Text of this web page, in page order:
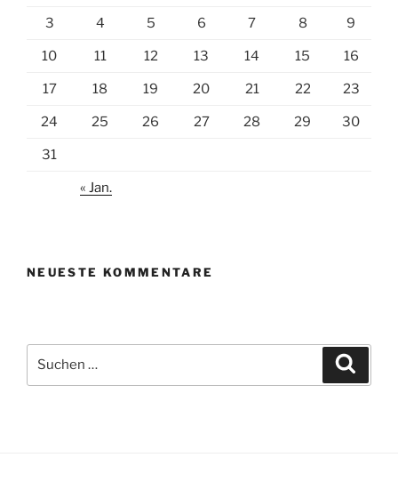
3 4 5 6 7 8 9
10 11 12 13 14 15 16
17 18 19 20 21 22 23
24 25 26 27 28 29 30
31
« Jan.
NEUESTE KOMMENTARE
nach: